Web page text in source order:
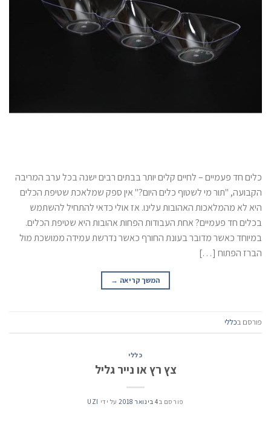
כלים חד פעמיים – לחיים קלים יותר בבתים רבים ישנה בכל ערב המריבה
הקבועה, "תור מי לשטוף כלים היום?" אין ספק שמלאכת שטיפת הכלים
היא לא מהמלאכות האהובות עלינו. אז אולי כדאי להתחיל להשתמש
בכלים חד פעמיים? אחת העבודות הפחות אהובות היא שטיפת הכלים.
במיוחד כאשר מדובר בעונת החורף כאשר נדרשת עמידה ממושכת מול
הברז הפתוח […]
המשך קריאה →
פורסם בכללי
כללי
צץ רץ או נייר גליל
פורסם ב4 בינואר 2018 על ידי UZI